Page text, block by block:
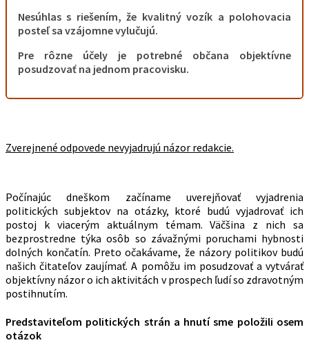
Nesúhlas s riešením, že kvalitný vozík a polohovacia
posteľ sa vzájomne vylučujú.
Pre rôzne účely je potrebné občana objektívne
posudzovať na jednom pracovisku.
Zverejnené odpovede nevyjadrujú názor redakcie.
Počínajúc dneškom začíname uverejňovať vyjadrenia
politických subjektov na otázky, ktoré budú vyjadrovať ich
postoj k viacerým aktuálnym témam. Väčšina z nich sa
bezprostredne týka osôb so závažnými poruchami hybnosti
dolných končatín. Preto očakávame, že názory politikov budú
našich čitateľov zaujímať. A pomôžu im posudzovať a vytvárať
objektívny názor o ich aktivitách v prospech ľudí so zdravotným
postihnutím.
Predstaviteľom politických strán a hnutí sme položili osem
otázok